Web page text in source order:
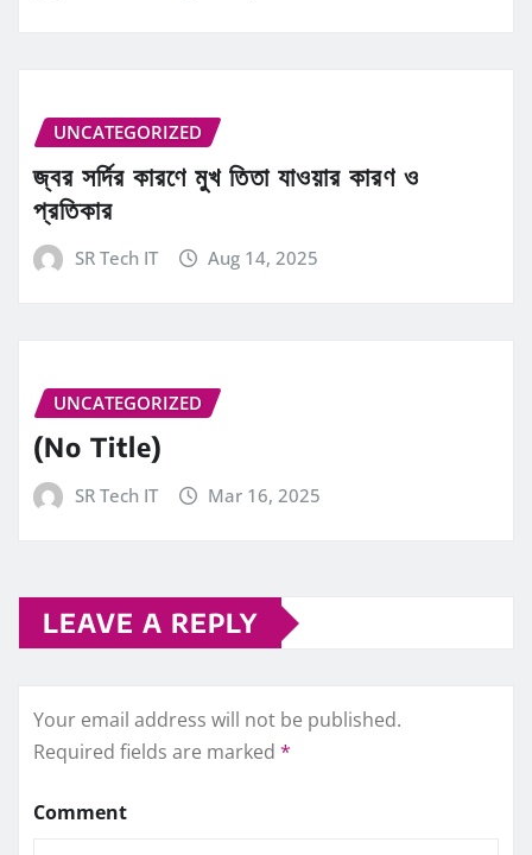
UNCATEGORIZED
জ্বর সর্দির কারণে মুখ তিতা যাওয়ার কারণ ও
প্রতিকার
SR Tech IT Aug 14, 2025
UNCATEGORIZED
(No Title)
SR Tech IT Mar 16, 2025
LEAVE A REPLY
Your email address will not be published.
Required fields are marked *
Comment